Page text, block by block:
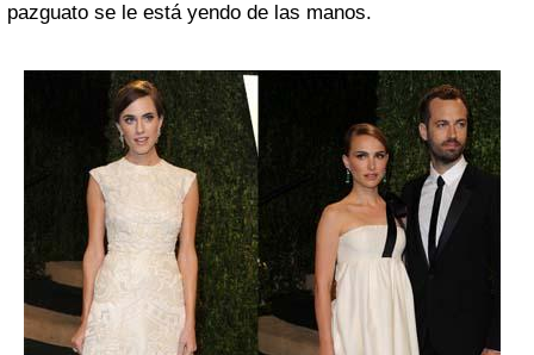
pazguato se le está yendo de las manos.